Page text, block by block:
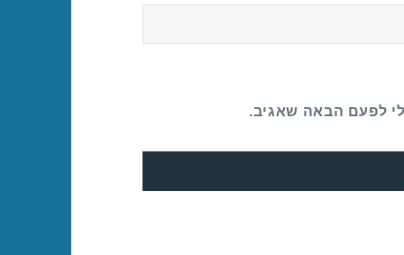
לפעם הבאה שאגיב.